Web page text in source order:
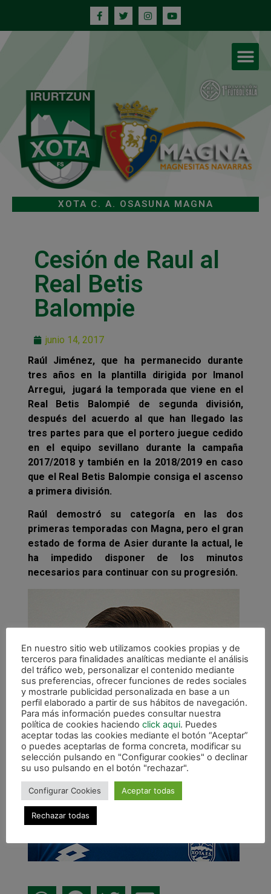
XOTA C. A. OSASUNA MAGNA
Cesión de Raul al
Real Betis
Balompie
junio 14, 2017
Raúl Jiménez, que ha permanecido durante
tres años en la plantilla dirigida por Imanol
Arregui, jugará la temporada que viene en el
Real Betis Balompié de segunda división,
después del acuerdo al que han llegado las
tres partes para que el portero juegue cedido
en el equipo sevillano durante la campaña
2017/2018 y también en la 2018/2019 en caso
que el Real Betis Balompie consiga el ascenso
a primera división.
Raúl demostró su categoría en las dos
primeras temporadas con Magna, pero el gran
estado de forma de Asier durante la actual, le
ha impedido disponer de los minutos
necesarios para continuar con su progresión.
En nuestro sitio web utilizamos cookies propias y de
terceros para finalidades analíticas mediante el análisis
del tráfico web, personalizar el contenido mediante
sus preferencias, ofrecer funciones de redes sociales
y mostrarle publicidad personalizada en base a un
perfil elaborado a partir de sus hábitos de navegación.
Para más información puedes consultar nuestra
política de cookies haciendo click aqui. Puedes
aceptar todas las cookies mediante el botón “Aceptar”
o puedes aceptarlas de forma concreta, modificar su
selección pulsando en "Configurar cookies" o declinar
su uso pulsando en el botón "rechazar".
Configurar Cookies Aceptar todas
Rechazar todas